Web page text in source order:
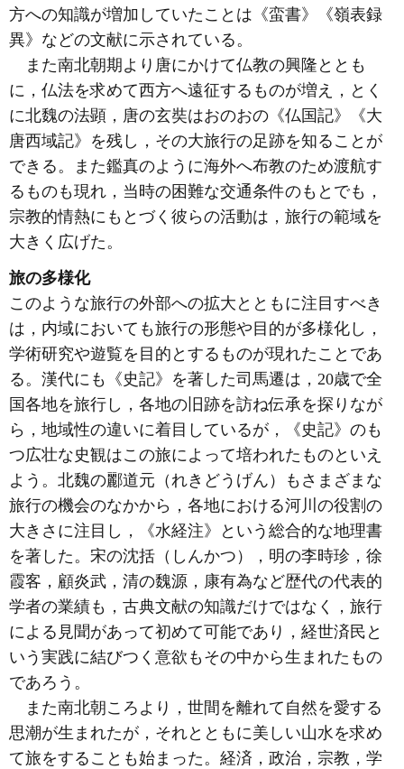
方への知識が増加していたことは《蛮書》《嶺表録
異》などの文献に示されている。
また南北朝期より唐にかけて仏教の興隆ととも
に，仏法を求めて西方へ遠征するものが増え，とく
に北魏の法顕，唐の玄奘はおのおの《仏国記》《大
唐西域記》を残し，その大旅行の足跡を知ることが
できる。また鑑真のように海外へ布教のため渡航す
るものも現れ，当時の困難な交通条件のもとでも，
宗教的情熱にもとづく彼らの活動は，旅行の範域を
大きく広げた。
旅の多様化
このような旅行の外部への拡大とともに注目すべき
は，内域においても旅行の形態や目的が多様化し，
学術研究や遊覧を目的とするものが現れたことであ
る。漢代にも《史記》を著した司馬遷は，20歳で全
国各地を旅行し，各地の旧跡を訪ね伝承を探りなが
ら，地域性の違いに着目しているが，《史記》のも
つ広壮な史観はこの旅によって培われたものといえ
よう。北魏の酈道元（れきどうげん）もさまざまな
旅行の機会のなかから，各地における河川の役割の
大きさに注目し，《水経注》という総合的な地理書
を著した。宋の沈括（しんかつ），明の李時珍，徐
霞客，顧炎武，清の魏源，康有為など歴代の代表的
学者の業績も，古典文献の知識だけではなく，旅行
による見聞があって初めて可能であり，経世済民と
いう実践に結びつく意欲もその中から生まれたもの
であろう。
また南北朝ころより，世間を離れて自然を愛する
思潮が生まれたが，それとともに美しい山水を求め
て旅をすることも始まった。経済，政治，宗教，学